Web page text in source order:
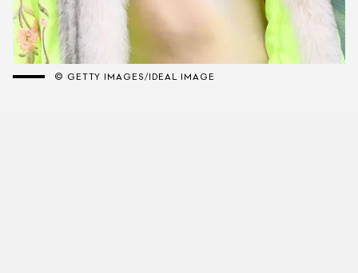
© GETTY IMAGES/IDEAL IMAGE